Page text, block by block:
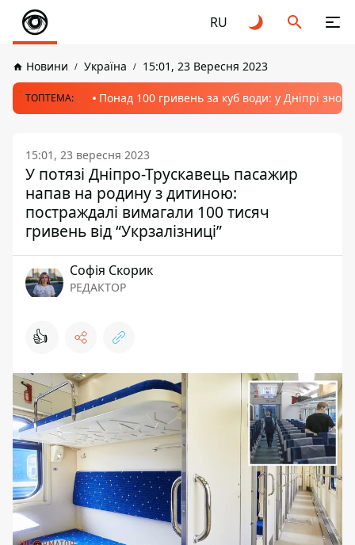
RU
Новини Україна 15:01, 23 Вересня 2023
ТОПТЕМА: Понад 100 гривень за куб води: у Дніпрі
15:01, 23 вересня 2023
У потязі Дніпро-Трускавець пасажир
напав на родину з дитиною:
постраждалі вимагали 100 тисяч
гривень від “Укрзалізниці”
Софія Скорик
РЕДАКТОР
👍